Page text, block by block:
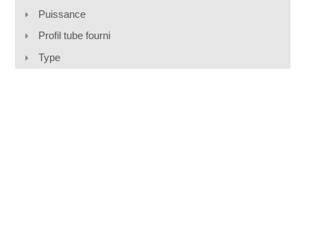
Puissance
Profil tube fourni
Type